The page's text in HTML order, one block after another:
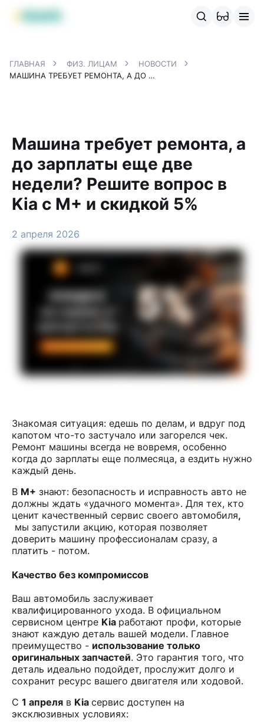
Продукты MBANK
ГЛАВНАЯ ФИЗ. ЛИЦАМ
НОВОСТИ
МАШИНА ТРЕБУЕТ РЕМОНТА, А ДО ЗАРПЛАТЫ ЕЩЕ ДВЕ НЕДЕЛИ? РЕШИТЕ ВОПРОС В KIA С M+ И СКИДКОЙ 5%
Машина требует ремонта, а
до зарплаты еще две
недели? Решите вопрос в
Kia с M+ и скидкой 5%
2 апреля 2026
Знакомая ситуация: едешь по делам, и вдруг под
капотом что-то застучало или загорелся чек.
Ремонт машины всегда не вовремя, особенно
когда до зарплаты еще полмесяца, а ездить нужно
каждый день.
В M+ знают: безопасность и исправность авто не
должны ждать «удачного момента». Для тех, кто
ценит качественный сервис своего автомобиля,
мы запустили акцию, которая позволяет
доверить машину профессионалам сразу, а
платить - потом.
Качество без компромиссов
Ваш автомобиль заслуживает
квалифицированного ухода. В официальном
сервисном центре Kia работают профи, которые
знают каждую деталь вашей модели. Главное
преимущество - использование только
оригинальных запчастей. Это гарантия того, что
деталь идеально подойдет, прослужит долго и
сохранит ресурс вашего двигателя или ходовой.
С 1 апреля в Kia сервис доступен на
эксклюзивных условиях: